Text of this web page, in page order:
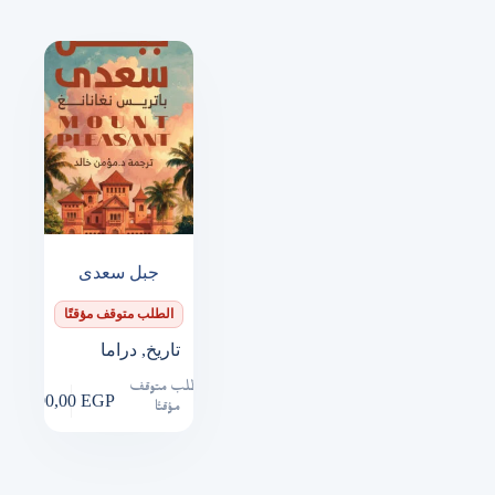
جبل سعدى
الطلب متوقف مؤقتًا
تاريخ, دراما
490,00 EGP
الطلب متوقف
مؤقتًا